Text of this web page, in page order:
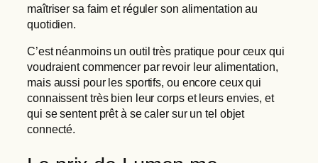
maîtriser sa faim et réguler son alimentation au
quotidien.
C’est néanmoins un outil très pratique pour ceux qui
voudraient commencer par revoir leur alimentation,
mais aussi pour les sportifs, ou encore ceux qui
connaissent très bien leur corps et leurs envies, et
qui se sentent prêt à se caler sur un tel objet
connecté.